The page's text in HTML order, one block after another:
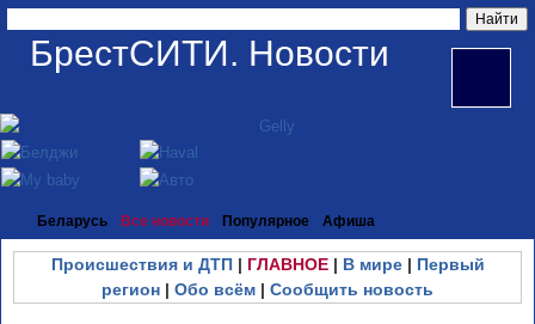
БрестСИТИ. Новости
Беларусь Все новости Популярное Афиша
Происшествия и ДТП| ГЛАВНОЕ| В мире| Первый
регион | Обо всём | Сообщить новость